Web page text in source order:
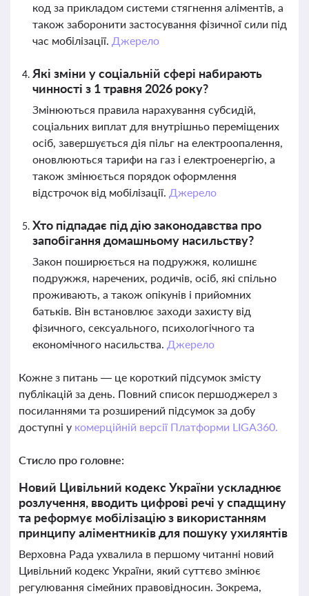
код за прикладом системи стягнення аліментів, а
також заборонити застосування фізичної сили під
час мобілізації. Джерело
Які зміни у соціальній сфері набирають
чинності з 1 травня 2026 року?
Змінюються правила нарахування субсидій,
соціальних виплат для внутрішньо переміщених
осіб, завершується дія пільг на електроопалення,
оновлюються тарифи на газ і електроенергію, а
також змінюється порядок оформлення
відстрочок від мобілізації. Джерело
Хто підпадає під дію законодавства про
запобігання домашньому насильству?
Закон поширюється на подружжя, колишнє
подружжя, наречених, родичів, осіб, які спільно
проживають, а також опікунів і прийомних
батьків. Він встановлює заходи захисту від
фізичного, сексуального, психологічного та
економічного насильства. Джерело
Кожне з питань — це короткий підсумок змісту
публікацій за день. Повний список першоджерел з
посиланнями та розширений підсумок за добу
доступні у комерційній версії Платформи LIGA360.
Стисло про головне:
Новий Цивільний кодекс України ускладнює
розлучення, вводить цифрові речі у спадщину
та реформує мобілізацію з використанням
принципу аліментників для пошуку ухилянтів
Верховна Рада ухвалила в першому читанні новий
Цивільний кодекс України, який суттєво змінює
регулювання сімейних правовідносин. Зокрема,